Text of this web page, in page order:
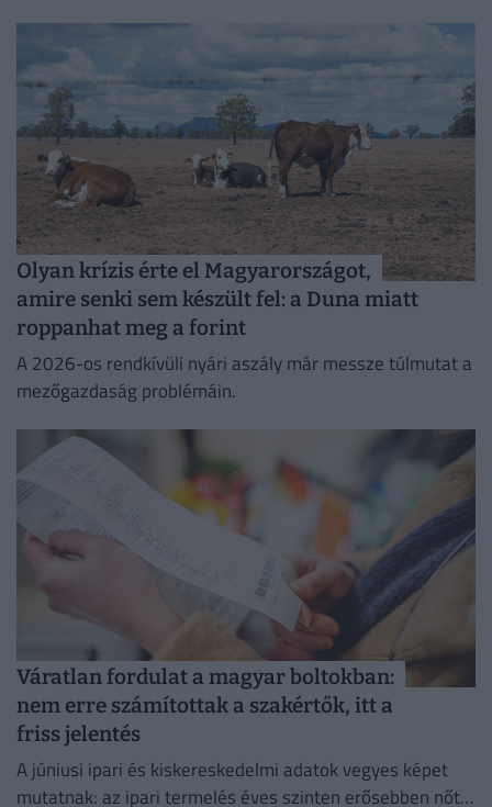
Olyan krízis érte el Magyarországot,
amire senki sem készült fel: a Duna miatt
roppanhat meg a forint
A 2026-os rendkívüli nyári aszály már messze túlmutat a
mezőgazdaság problémáin.
Váratlan fordulat a magyar boltokban:
nem erre számítottak a szakértők, itt a
friss jelentés
A júniusi ipari és kiskereskedelmi adatok vegyes képet
mutatnak: az ipari termelés éves szinten erősebben nőtt